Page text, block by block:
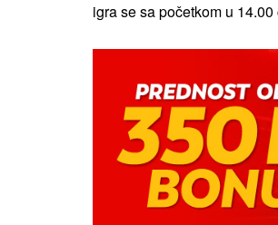
igra se sa početkom u 14.00